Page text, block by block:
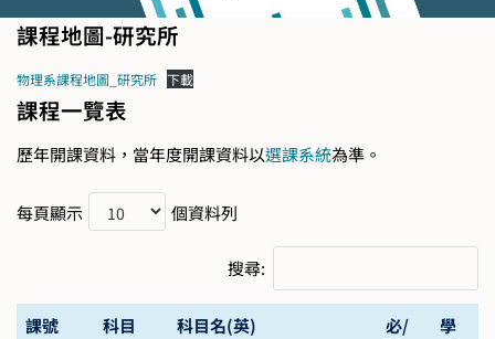
課程地圖-研究所
物理系課程地圖_研究所 下載
課程一覽表
歷年開課資料，當年度開課資料以選課系統為準。
每頁顯示 個資料列
搜尋:
課號
科目
科目名(英)
必/
學